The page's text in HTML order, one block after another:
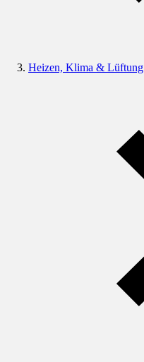
Heizen, Klima & Lüftung